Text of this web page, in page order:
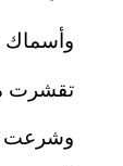
وأسماك
تقشرت
وشرعت